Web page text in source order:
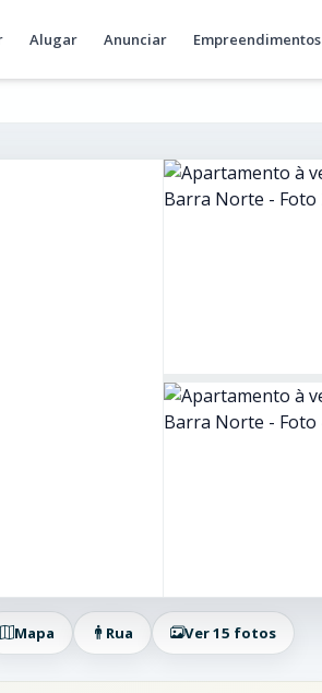
Alugar Anunciar Empreendimentos
Mapa Rua Ver 15 fotos